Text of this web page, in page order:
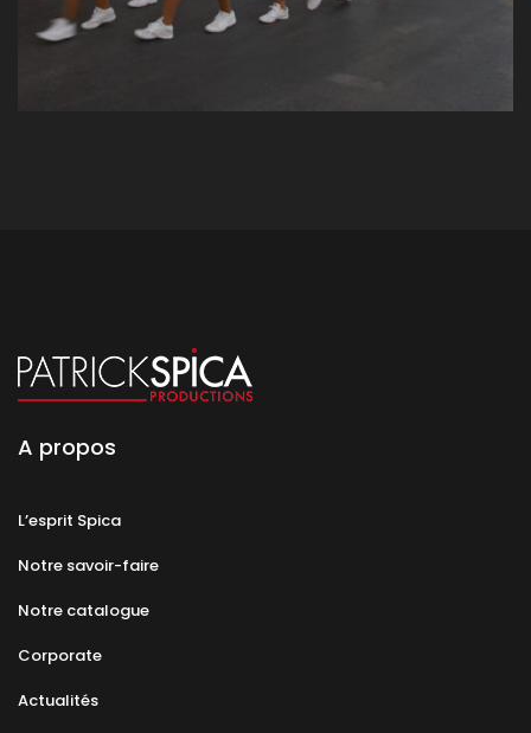
A propos
L’esprit Spica
Notre savoir-faire
Notre catalogue
Corporate
Actualités